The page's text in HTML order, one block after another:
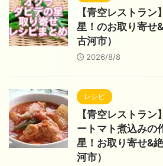
【青空レストラ
星！のお取り寄せ
古河市）
2026/8/8
レシピ
【青空レストラ
ートマト煮込みの
星！お取り寄せ&
河市）